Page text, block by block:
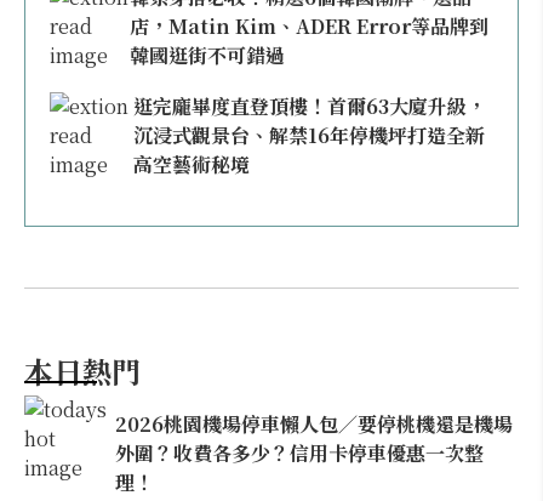
店，Matin Kim、ADER Error等品牌到
韓國逛街不可錯過
逛完龐畢度直登頂樓！首爾63大廈升級，
沉浸式觀景台、解禁16年停機坪打造全新
高空藝術秘境
本日熱門
2026桃園機場停車懶人包／要停桃機還是機場
外圍？收費各多少？信用卡停車優惠一次整
理！